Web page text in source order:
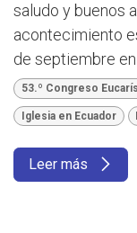
saludo y buenos
acontecimiento
de septiembre en
53.º Congreso
Iglesia en Ecuador
Leer más